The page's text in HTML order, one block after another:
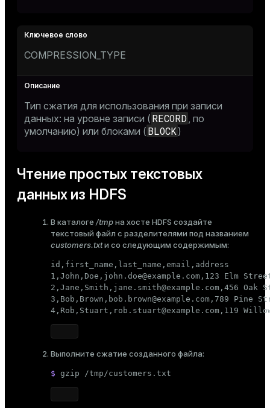
COMPRESSION_TYPE
Тип сжатия для использования при записи
данных: на уровне записи ( RECORD, по
умолчанию) или блоками ( BLOCK)
Чтение простых текстовых
данных из HDFS
В каталоге /tmpна хосте HDFS создайте
текстовый файл с разделителями под названием
customers.txtи со следующим содержимым:
id,first_name,last_name,email,address
1,John,Doe,john.doe@example.com,123 Elm
2,Jane,Smith,jane.smith@example.com,456 Oak
3,Bob,Brown,bob.brown@example.com,789 Pine
4,Rob,Stuart,rob.stuart@example.com,119
Выполните сжатие созданного файла:
$ gzip /tmp/customers.txt